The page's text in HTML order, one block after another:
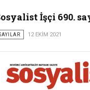
İşçi 690.
12 EKIM 2021